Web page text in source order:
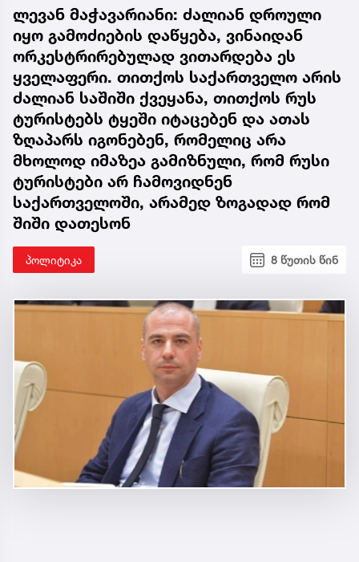
ლევან მაჭავარიანი: ძალიან დროული
იყო გამოძიების დაწყება, ვინაიდან
ორკესტრირებულად ვითარდება ეს
ყველაფერი. თითქოს საქართველო არის
ძალიან საშიში ქვეყანა, თითქოს რუს
ტურისტებს ტყეში იტაცებენ და ათას
ზღაპარს იგონებენ, რომელიც არა
მხოლოდ იმაზეა გამიზნული, რომ რუსი
ტურისტები არ ჩამოვიდნენ
საქართველოში, არამედ ზოგადად რომ
შიში დათესონ
პოლიტიკა 8 წუთის წინ